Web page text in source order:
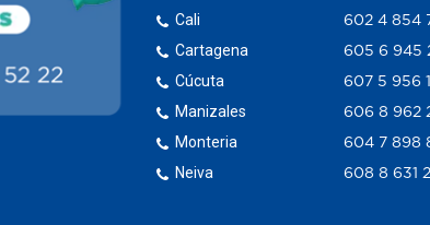
Cali
Cartagena
Cúcuta
Manizales
Monteria
Neiva
602 4 854
605 6 945
607 5 956
606 8 962
604 7 898
608 8 631